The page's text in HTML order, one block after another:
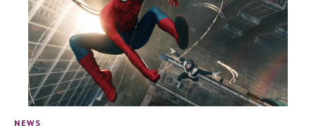
NEWS